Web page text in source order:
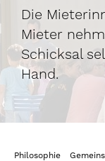
Die
Mieter
Schicksal
Hand.
Philosophie